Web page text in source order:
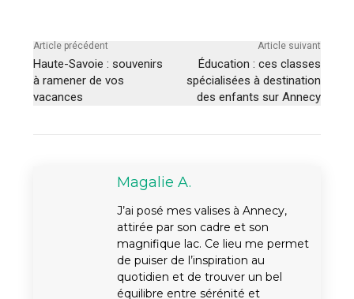
Article précédent
Haute-Savoie : souvenirs
à ramener de vos
vacances
Article suivant
Éducation : ces classes
spécialisées à destination
des enfants sur Annecy
Magalie A.
J’ai posé mes valises à Annecy,
attirée par son cadre et son
magnifique lac. Ce lieu me permet
de puiser de l’inspiration au
quotidien et de trouver un bel
équilibre entre sérénité et